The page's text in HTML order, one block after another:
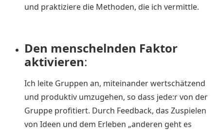
und praktiziere die Methoden, die ich vermittle.
Den menschelnden Faktor
aktivieren:
Ich leite Gruppen an, miteinander wertschätzend
und produktiv umzugehen, so dass jede:r von der
Gruppe profitiert. Durch Feedback, das Zuspielen
von Ideen und dem Erleben „anderen geht es